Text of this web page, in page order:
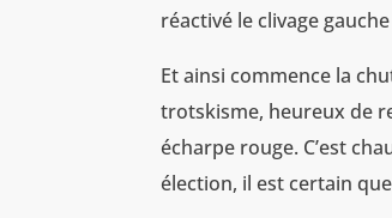
réactivé le clivage
Et ainsi commence la
trotskisme, heureux de
écharpe rouge. C’est
élection, il est certain